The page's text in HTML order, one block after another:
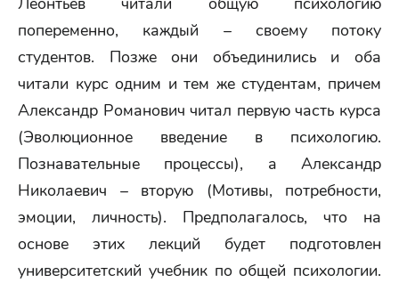
попеременно, каждый – своему потоку
студентов. Позже они объединились и оба
читали курс одним и тем же студентам, причем
Александр Романович читал первую часть курса
(Эволюционное введение в психологию.
Познавательные процессы), а Александр
Николаевич – вторую (Мотивы, потребности,
эмоции, личность). Предполагалось, что на
основе этих лекций будет подготовлен
университетский учебник по общей психологии.